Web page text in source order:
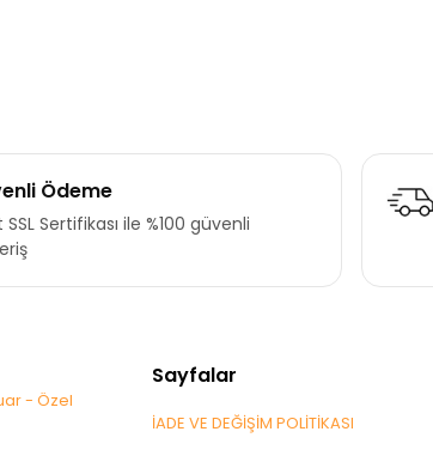
Ödeme
SSL Sertifikası ile %100 güvenli
- Özel
Sayfalar
İADE VE DEĞİŞİM POLİTİKASI